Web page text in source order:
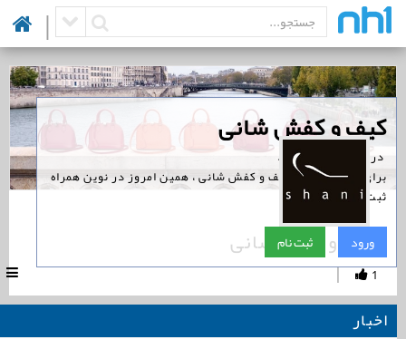
|
‏کیف و کفش شانی
‏ در نوین همراه است.
برای پیگیری اخبار کیف و کفش شانی ، همین امروز در نوین همراه
ثبت نام کنید.
ورود ثبت نام
کیف و کفش شانی
1
|
اخبار